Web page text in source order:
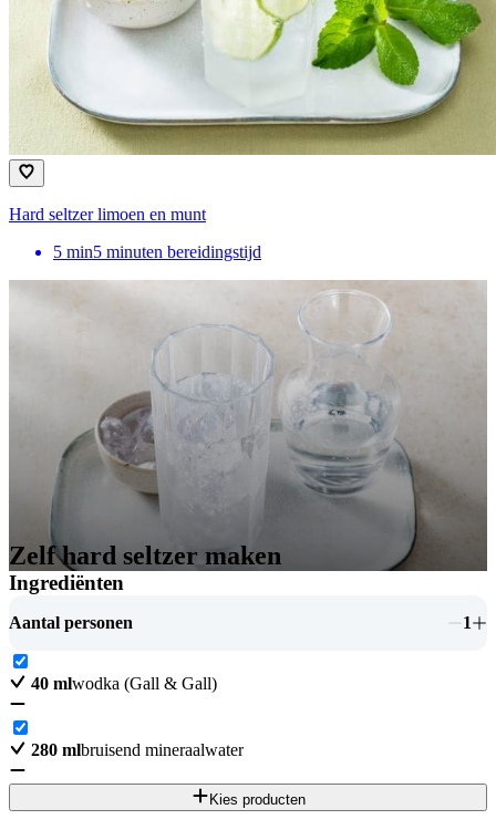
Hard seltzer limoen en munt
5 min5 minuten bereidingstijd
Zelf hard seltzer maken
Ingrediënten
Aantal personen 1
40 mlwodka (Gall & Gall)
280 mlbruisend mineraalwater
Kies producten